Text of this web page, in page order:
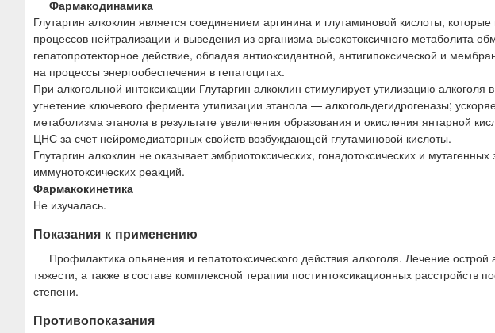
Фармакодинамика
Глутаргин алкоклин является соединением аргинина и глутаминовой кислоты,
процессов нейтрализации и выведения из организма высокотоксичного метаболита
гепатопротекторное действие, обладая антиоксидантной, антигипоксической и
на процессы энергообеспечения в гепатоцитах.
При алкогольной интоксикации Глутаргин алкоклин стимулирует утилизацию
угнетение ключевого фермента утилизации этанола — алкогольдегидрогеназы;
метаболизма этанола в результате увеличения образования и окисления янтарной
ЦНС за счет нейромедиаторных свойств возбуждающей глутаминовой кислоты.
Глутаргин алкоклин не оказывает эмбриотоксических, гонадотоксических и
иммунотоксических реакций.
Фармакокинетика
Не изучалась.
Показания к применению
Профилактика опьянения и гепатотоксического действия алкоголя. Лечение
тяжести, а также в составе комплексной терапии постинтоксикационных расстройств
степени.
Противопоказания